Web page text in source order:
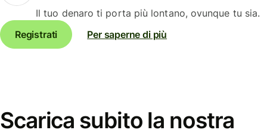
Il tuo denaro ti porta più lontano, ovunque tu sia.
Registrati
Per saperne di più
Scarica subito la nostra